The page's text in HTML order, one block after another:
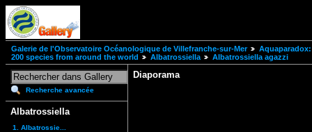
Galerie de l'Observatoire Océanologique de Villefranche-sur-Mer
200 species from around the world
Albatrossiella Albatrossiella agazzi
Recherche avancée
Albatrossiella
1. Albatrossie...
Diaporama